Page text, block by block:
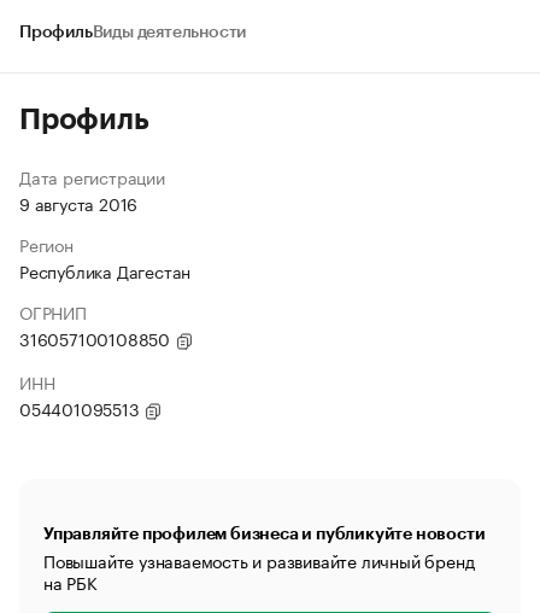
ПрофильВиды деятельности
Профиль
Дата регистрации
9 августа 2016
Регион
Республика Дагестан
ОГРНИП
316057100108850
ИНН
054401095513
Управляйте профилем бизнеса и публикуйте новости
Повышайте узнаваемость и развивайте личный бренд
на РБК